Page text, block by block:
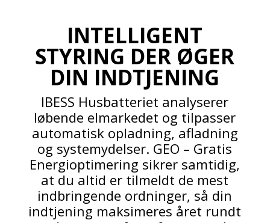
INTELLIGENT
STYRING DER ØGER
DIN INDTJENING
IBESS Husbatteriet analyserer
løbende elmarkedet og tilpasser
automatisk opladning, afladning
og systemydelser. GEO – Gratis
Energioptimering sikrer samtidig,
at du altid er tilmeldt de mest
indbringende ordninger, så din
indtjening maksimeres året rundt